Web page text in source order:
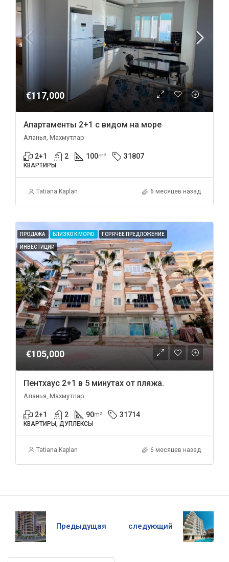
€117,000
Апартаменты 2+1 с видом на море
Аланья, Махмутлар
2+1 2 100m² 31807
КВАРТИРЫ
Tatiana Kaplan 6 месяцев назад
ПРОДАЖА БЛИЗКО К МОРЮ ГОРЯЧЕЕ ПРЕДЛОЖЕНИЕ
ИНВЕСТИЦИИ
€105,000
Пентхаус 2+1 в 5 минутах от пляжа.
Аланья, Махмутлар
2+1 2 90m² 31714
КВАРТИРЫ, ДУПЛЕКСЫ
Tatiana Kaplan 6 месяцев назад
Предыдущая следующий